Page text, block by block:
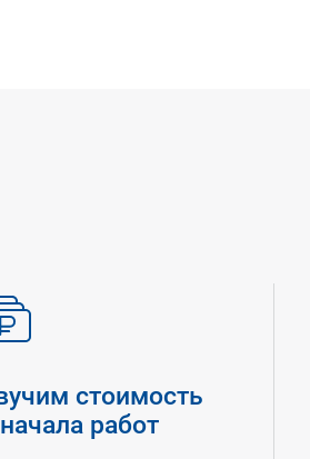
стоимость
работ